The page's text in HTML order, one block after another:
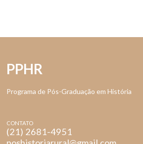
PPHR
Programa de Pós-Graduação em História
CONTATO
(21) 2681-4951